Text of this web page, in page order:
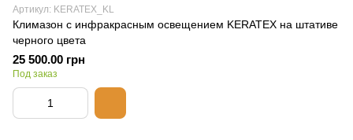
Артикул: KERATEX_KL
Климазон с инфракрасным освещением KERATEX на штативе
черного цвета
25 500.00 грн
Под заказ